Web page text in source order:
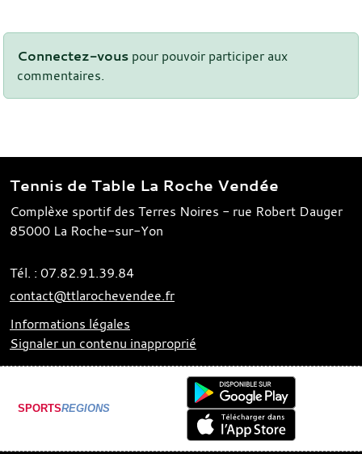
Connectez-vous pour pouvoir participer aux
commentaires.
Tennis de Table La Roche Vendée
Complèxe sportif des Terres Noires - rue Robert Dauger
85000 La Roche-sur-Yon
Tél. : 07.82.91.39.84
contact@ttlarochevendee.fr
Informations légales
Signaler un contenu inapproprié
SPORTSREGIONS